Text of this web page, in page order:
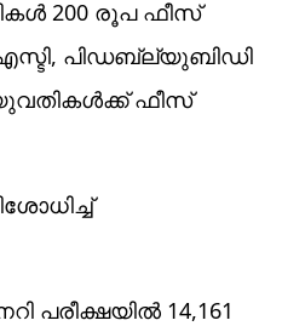
200 രൂപ ഫീസ്
പിഡബ്ല്യുബിഡി
ഫീസ്
പരീക്ഷയിൽ 14,161